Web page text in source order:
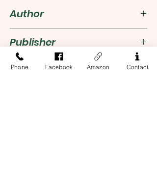
Author
何巧嬋
Publisher
新雅文化事業有限公司
ISBN
Phone Facebook Amazon Contact